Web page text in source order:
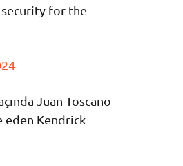
security for the
Juan Toscano-
eden Kendrick